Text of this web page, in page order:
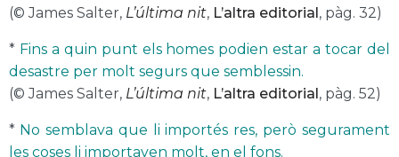
(© James Salter, L’última nit, L’altra editorial, pàg. 32)
* Fins a quin punt els homes podien estar a tocar del
desastre per molt segurs que semblessin.
(© James Salter, L’última nit, L’altra editorial, pàg. 52)
* No semblava que li importés res, però segurament
les coses li importaven molt, en el fons.